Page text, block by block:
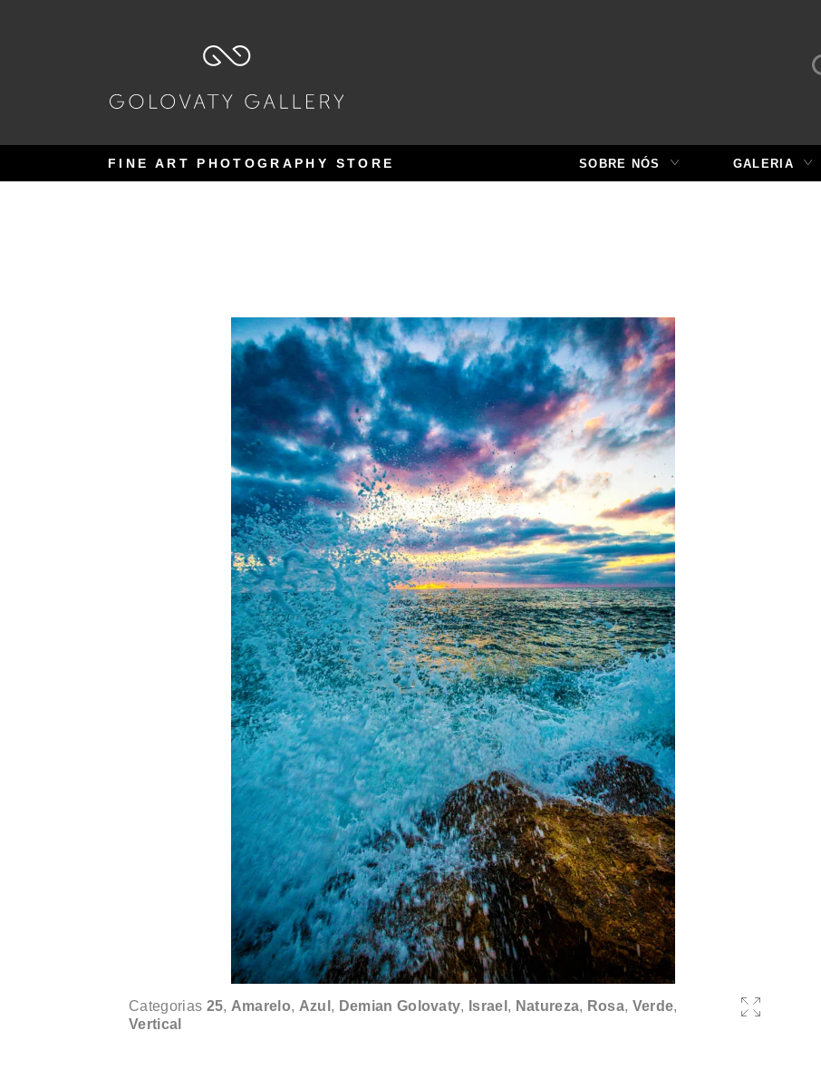
navegação
FINE ART PHOTOGRAPHY STORE SOBRE NÓS GALERIA
Categorias 25, Amarelo, Azul , Demian Golovaty, Israel , Natureza, Rosa, Verde,
Vertical